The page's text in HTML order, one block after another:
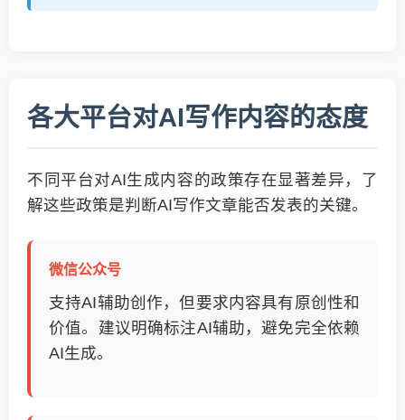
各大平台对AI写作内容的态度
不同平台对AI生成内容的政策存在显著差异，了
解这些政策是判断AI写作文章能否发表的关键。
微信公众号
支持AI辅助创作，但要求内容具有原创性和
价值。建议明确标注AI辅助，避免完全依赖
AI生成。